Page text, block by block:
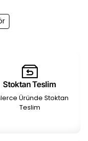
Stoktan Teslim
Üründe Stoktan
Teslim